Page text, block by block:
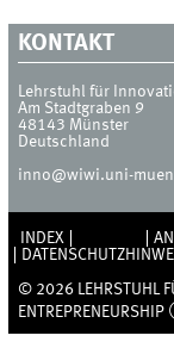
KONTAKT
Lehrstuhl für
Am Stadtgraben 9
48143 Münster
Deutschland
inno@wiwi.uni-
INDEX
© 2026 LEHRSTUHL
ENTREPRENEURSHIP